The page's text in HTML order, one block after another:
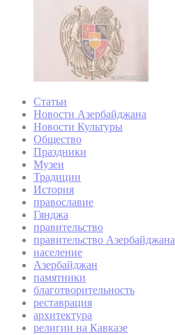
Статьи
Новости Азербайджана
Новости Культуры
Общество
Праздники
Музеи
Традиции
История
православие
Гянджа
правительство
правительство Азербайджана
население
Азербайджан
памятники
благотворительность
реставрация
архитектура
религии на Кавказе